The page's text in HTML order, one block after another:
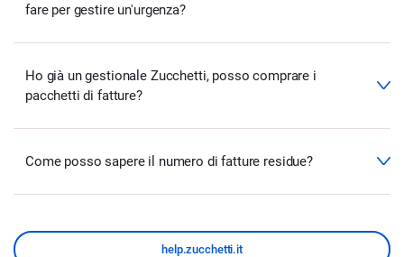
fare per gestire un'urgenza?
Ho già un gestionale Zucchetti, posso comprare i
pacchetti di fatture?
Come posso sapere il numero di fatture residue?
help.zucchetti.it